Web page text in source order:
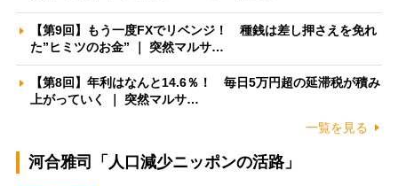
【第9回】もう一度FXでリベンジ！ 種銭は差し押さえを免れ
た”ヒミツのお金” ｜ 突然マルサ…
【第8回】年利はなんと14.6％！ 毎日5万円超の延滞税が積み
上がっていく ｜ 突然マルサ…
一覧を見る
河合雅司「人口減少ニッポンの活路」